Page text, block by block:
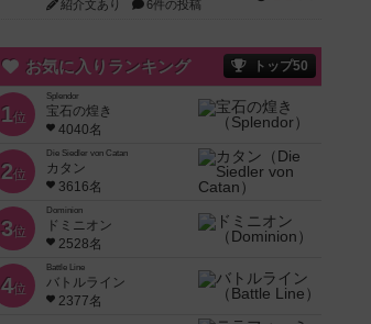
紹介文あり 6件の投稿
お気に入りランキング トップ50
1位
Splendor
宝石の煌き
4040名
2位
Die Siedler von Catan
カタン
3616名
3位
Dominion
ドミニオン
2528名
4位
Battle Line
バトルライン
2377名